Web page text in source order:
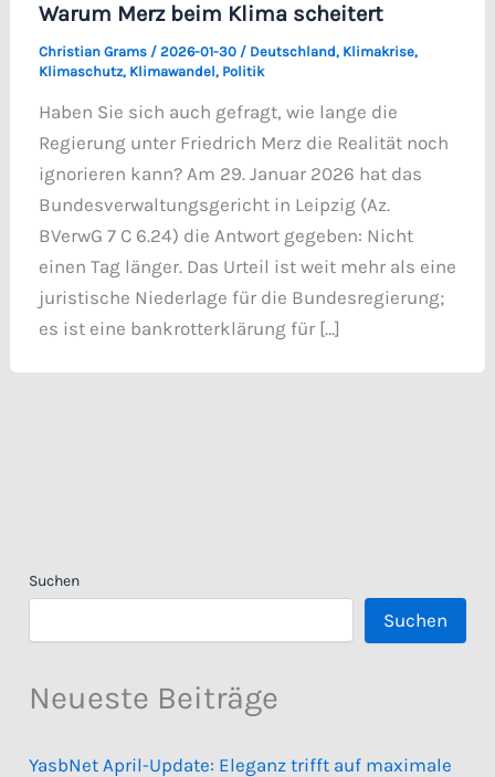
Warum Merz beim Klima scheitert
Christian Grams / 2026-01-30 / Deutschland, Klimakrise,
Klimaschutz, Klimawandel, Politik
Haben Sie sich auch gefragt, wie lange die
Regierung unter Friedrich Merz die Realität noch
ignorieren kann? Am 29. Januar 2026 hat das
Bundesverwaltungsgericht in Leipzig (Az.
BVerwG 7 C 6.24) die Antwort gegeben: Nicht
einen Tag länger. Das Urteil ist weit mehr als eine
juristische Niederlage für die Bundesregierung;
es ist eine bankrotterklärung für […]
Suchen
Suchen
Neueste Beiträge
YasbNet April-Update: Eleganz trifft auf maximale